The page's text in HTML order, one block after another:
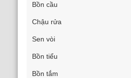
Bồn cầu
Chậu rửa
Sen vòi
Bồn tiểu
Bồn tắm